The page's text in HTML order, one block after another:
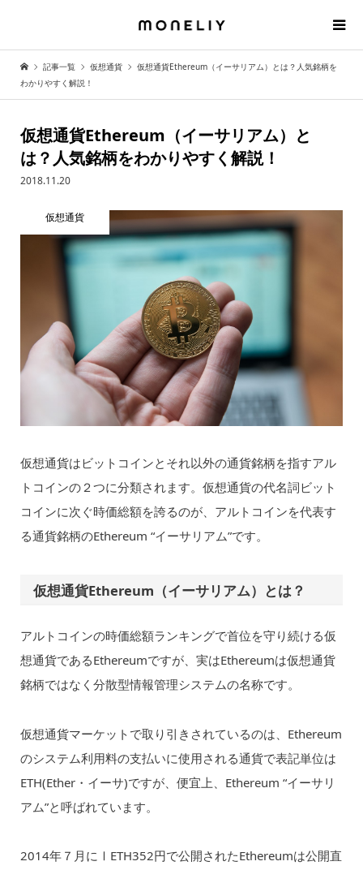
記事一覧 仮想通貨
仮想通貨Ethereum（イーサリアム）とは？人気銘柄を
わかりやすく解説！
仮想通貨Ethereum（イーサリアム）と
は？人気銘柄をわかりやすく解説！
2018.11.20
仮想通貨
仮想通貨はビットコインとそれ以外の通貨銘柄を指すアル
トコインの２つに分類されます。仮想通貨の代名詞ビット
コインに次ぐ時価総額を誇るのが、アルトコインを代表す
る通貨銘柄のEthereum “イーサリアム”です。
仮想通貨Ethereum（イーサリアム）とは？
アルトコインの時価総額ランキングで首位を守り続ける仮
想通貨であるEthereumですが、実はEthereumは仮想通貨
銘柄ではなく分散型情報管理システムの名称です。
仮想通貨マーケットで取り引きされているのは、Ethereum
のシステム利用料の支払いに使用される通貨で表記単位は
ETH(Ether・イーサ)ですが、便宜上、Ethereum “イーサリ
アム”と呼ばれています。
2014年７月にⅠETH352円で公開されたEthereumは公開直